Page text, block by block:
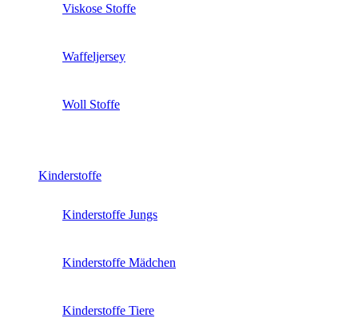
Viskose Stoffe
Waffeljersey
Woll Stoffe
Kinderstoffe
Kinderstoffe Jungs
Kinderstoffe Mädchen
Kinderstoffe Tiere